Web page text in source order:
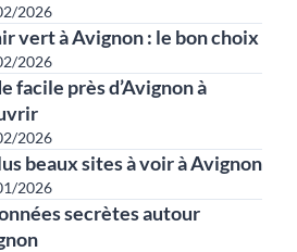
2026
vert à Avignon : le bon choix
2026
facile près d’Avignon à
2026
beaux sites à voir à Avignon
2026
secrètes autour